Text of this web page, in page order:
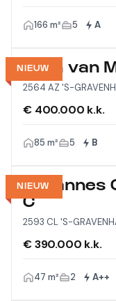
166 m² 5 A
NIEUW
Laan van
2564 AZ 'S-
€ 400.000 k.k.
85 m² 5 B
NIEUW
Johannes
C
2593 CL 'S-
€ 390.000 k.k.
47 m² 2 A++